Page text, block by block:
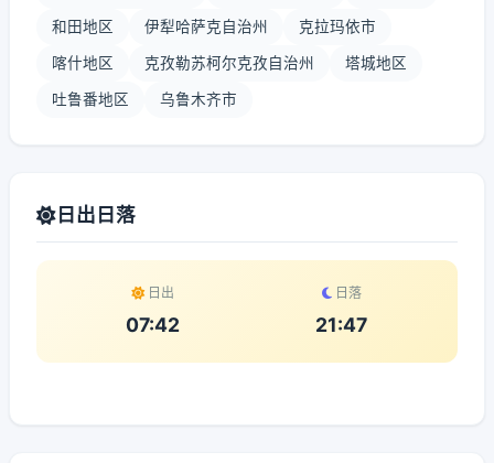
和田地区 伊犁哈萨克自治州 克拉玛依市
喀什地区 克孜勒苏柯尔克孜自治州 塔城地区
吐鲁番地区 乌鲁木齐市
日出日落
日出
07:42
日落
21:47